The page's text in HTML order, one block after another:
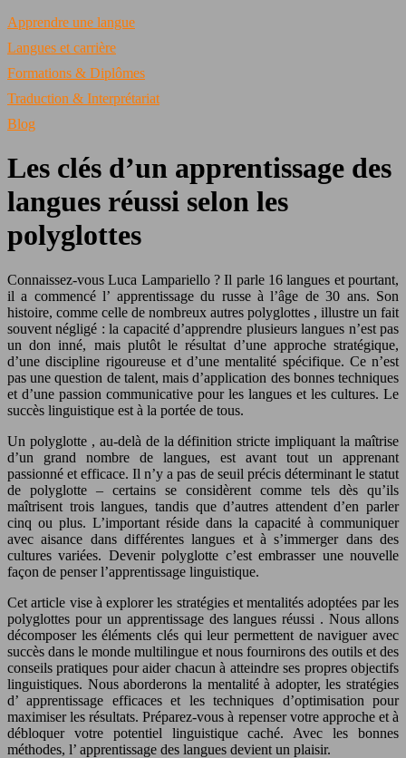
Apprendre une langue
Langues et carrière
Formations & Diplômes
Traduction & Interprétariat
Blog
Les clés d’un apprentissage des
langues réussi selon les
polyglottes
Connaissez-vous Luca Lampariello ? Il parle 16 langues et pourtant,
il a commencé l’ apprentissage du russe à l’âge de 30 ans. Son
histoire, comme celle de nombreux autres polyglottes , illustre un fait
souvent négligé : la capacité d’apprendre plusieurs langues n’est pas
un don inné, mais plutôt le résultat d’une approche stratégique,
d’une discipline rigoureuse et d’une mentalité spécifique. Ce n’est
pas une question de talent, mais d’application des bonnes techniques
et d’une passion communicative pour les langues et les cultures. Le
succès linguistique est à la portée de tous.
Un polyglotte , au-delà de la définition stricte impliquant la maîtrise
d’un grand nombre de langues, est avant tout un apprenant
passionné et efficace. Il n’y a pas de seuil précis déterminant le statut
de polyglotte – certains se considèrent comme tels dès qu’ils
maîtrisent trois langues, tandis que d’autres attendent d’en parler
cinq ou plus. L’important réside dans la capacité à communiquer
avec aisance dans différentes langues et à s’immerger dans des
cultures variées. Devenirpolyglotte c’est embrasser une nouvelle
façon de penser l’apprentissage linguistique.
Cet article vise à explorer les stratégies et mentalités adoptées par les
polyglottes pour un apprentissage des langues réussi . Nous allons
décomposer les éléments clés qui leur permettent de naviguer avec
succès dans le monde multilingue et nous fournirons des outils et des
conseils pratiques pour aider chacun à atteindre ses propres objectifs
linguistiques. Nous aborderons la mentalité à adopter, les stratégies
d’apprentissage efficaceset les techniques d’optimisation pour
maximiser les résultats. Préparez-vous à repenser votre approche et à
débloquer votre potentiel linguistique caché. Avec les bonnes
méthodes, l’ apprentissage des langues devient un plaisir.